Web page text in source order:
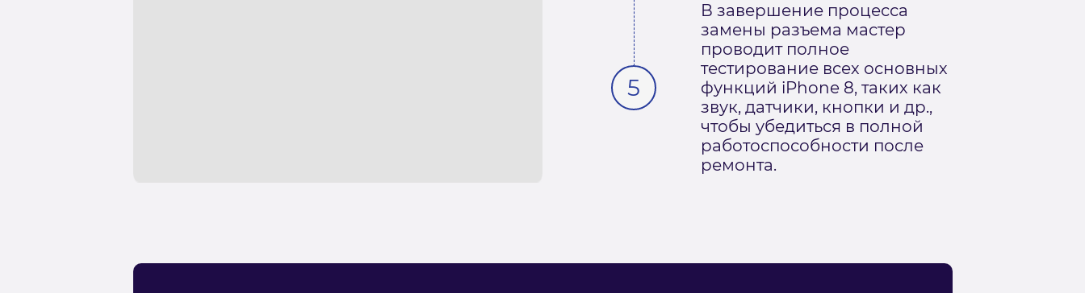
В завершение процесса
замены разъема мастер
проводит полное
тестирование всех основных
функций iPhone 8, таких как
звук, датчики, кнопки и др.,
чтобы убедиться в полной
работоспособности после
ремонта.